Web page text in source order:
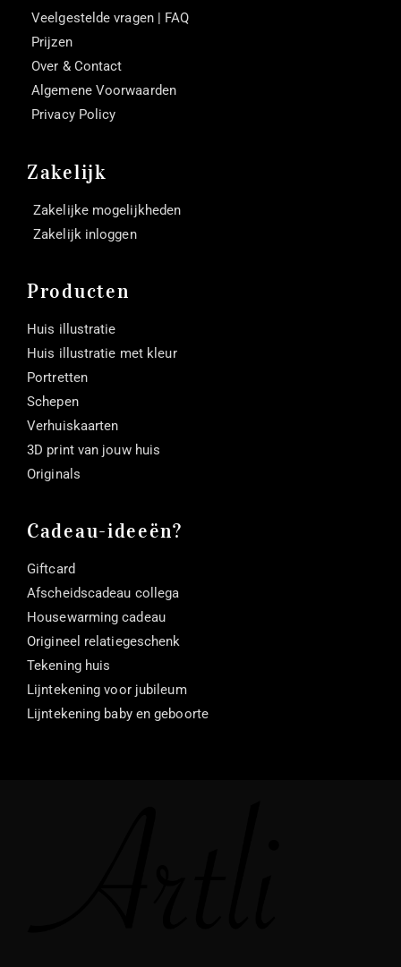
Veelgestelde vragen | FAQ
Prijzen
Over & Contact
Algemene Voorwaarden
Privacy Policy
Zakelijk
Zakelijke mogelijkheden
Zakelijk inloggen
Producten
Huis illustratie
Huis illustratie met kleur
Portretten
Schepen
Verhuiskaarten
3D print van jouw huis
Originals
Cadeau-ideeën?
Giftcard
Afscheidscadeau collega
Housewarming cadeau
Origineel relatiegeschenk
Tekening huis
Lijntekening voor jubileum
Lijntekening baby en geboorte